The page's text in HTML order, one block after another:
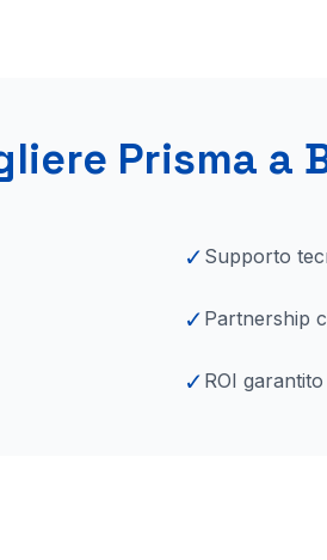
Prisma a
✓ Supporto
✓ Partnership
✓ ROI